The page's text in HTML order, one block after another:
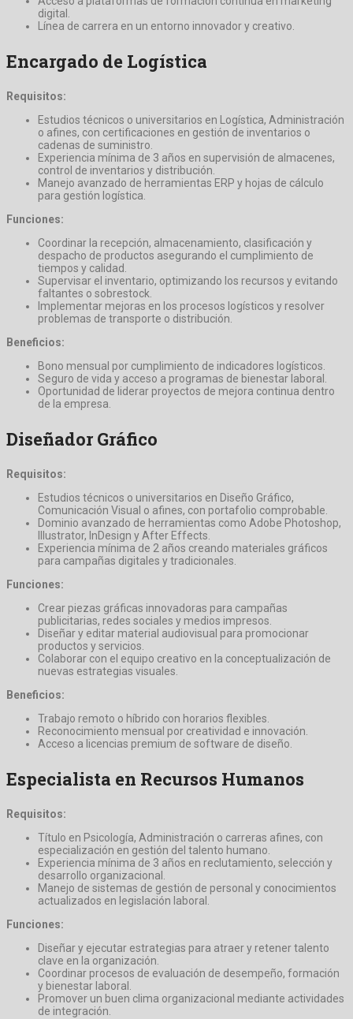
digital.
Línea de carrera en un entorno innovador y creativo.
Encargado de Logística
Requisitos:
Estudios técnicos o universitarios en Logística, Administración
o afines, con certificaciones en gestión de inventarios o
cadenas de suministro.
Experiencia mínima de 3 años en supervisión de almacenes,
control de inventarios y distribución.
Manejo avanzado de herramientas ERP y hojas de cálculo
para gestión logística.
Funciones:
Coordinar la recepción, almacenamiento, clasificación y
despacho de productos asegurando el cumplimiento de
tiempos y calidad.
Supervisar el inventario, optimizando los recursos y evitando
faltantes o sobrestock.
Implementar mejoras en los procesos logísticos y resolver
problemas de transporte o distribución.
Beneficios:
Bono mensual por cumplimiento de indicadores logísticos.
Seguro de vida y acceso a programas de bienestar laboral.
Oportunidad de liderar proyectos de mejora continua dentro
de la empresa.
Diseñador Gráfico
Requisitos:
Estudios técnicos o universitarios en Diseño Gráfico,
Comunicación Visual o afines, con portafolio comprobable.
Dominio avanzado de herramientas como Adobe Photoshop,
Illustrator, InDesign y After Effects.
Experiencia mínima de 2 años creando materiales gráficos
para campañas digitales y tradicionales.
Funciones:
Crear piezas gráficas innovadoras para campañas
publicitarias, redes sociales y medios impresos.
Diseñar y editar material audiovisual para promocionar
productos y servicios.
Colaborar con el equipo creativo en la conceptualización de
nuevas estrategias visuales.
Beneficios:
Trabajo remoto o híbrido con horarios flexibles.
Reconocimiento mensual por creatividad e innovación.
Acceso a licencias premium de software de diseño.
Especialista en Recursos Humanos
Requisitos:
Título en Psicología, Administración o carreras afines, con
especialización en gestión del talento humano.
Experiencia mínima de 3 años en reclutamiento, selección y
desarrollo organizacional.
Manejo de sistemas de gestión de personal y conocimientos
actualizados en legislación laboral.
Funciones:
Diseñar y ejecutar estrategias para atraer y retener talento
clave en la organización.
Coordinar procesos de evaluación de desempeño, formación
y bienestar laboral.
Promover un buen clima organizacional mediante actividades
de integración.